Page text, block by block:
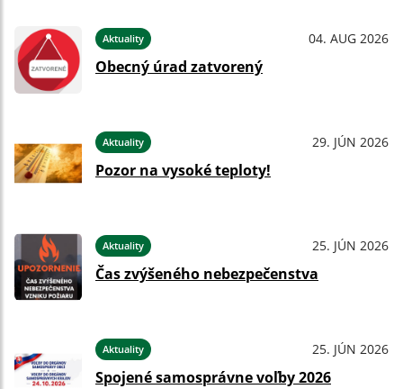
Aktuality 04. AUG 2026
Obecný úrad zatvorený
Aktuality 29. JÚN 2026
Pozor na vysoké teploty!
Aktuality 25. JÚN 2026
Čas zvýšeného nebezpečenstva
Aktuality 25. JÚN 2026
Spojené samosprávne voľby 2026